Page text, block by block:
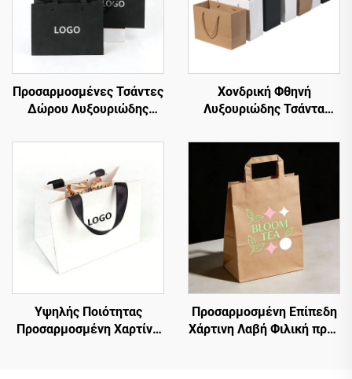
Προσαρμοσμένες Τσάντες
Δώρου Λυξουριώδης
Μπουτίκ Μαύρη Μικρή
Κοσμημάτων με Λαβές
Χονδρική Φθηνή
Λυξουριώδης Τσάντα
και Καφέ Χαρτί Kraft με
Έντυπο Λογότυπο
Υψηλής Ποιότητας
Προσαρμοσμένη Χαρτίνη
Προσαρμοσμένη Επίπεδη
Χάρτινη Λαβή Φιλική προς